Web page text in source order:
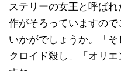
ステリーの女王と呼ば
作がそろっていますの
いかがでしょうか。「
クロイド殺し」「オリ